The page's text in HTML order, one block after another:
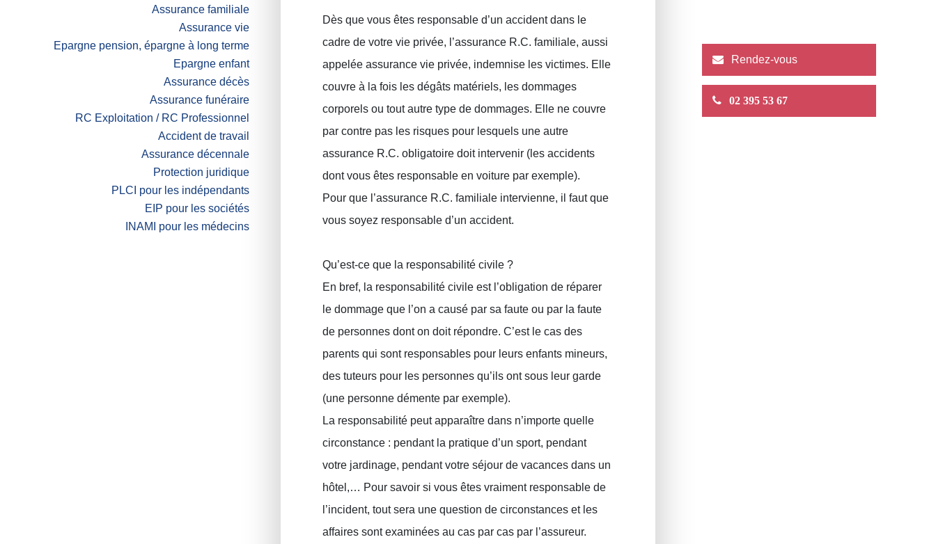
Assurance familiale
Assurance vie
Epargne pension, épargne à long terme
Epargne enfant
Assurance décès
Assurance funéraire
RC Exploitation / RC Professionnel
Accident de travail
Assurance décennale
Protection juridique
PLCI pour les indépendants
EIP pour les sociétés
INAMI pour les médecins
Dès que vous êtes responsable d’un accident dans le
cadre de votre vie privée, l’assurance R.C. familiale, aussi
appelée assurance vie privée, indemnise les victimes. Elle
couvre à la fois les dégâts matériels, les dommages
corporels ou tout autre type de dommages. Elle ne couvre
par contre pas les risques pour lesquels une autre
assurance R.C. obligatoire doit intervenir (les accidents
dont vous êtes responsable en voiture par exemple).
Pour que l’assurance R.C. familiale intervienne, il faut que
vous soyez responsable d’un accident.
Qu’est-ce que la responsabilité civile ?
En bref, la responsabilité civile est l’obligation de réparer
le dommage que l’on a causé par sa faute ou par la faute
de personnes dont on doit répondre. C’est le cas des
parents qui sont responsables pour leurs enfants mineurs,
des tuteurs pour les personnes qu’ils ont sous leur garde
(une personne démente par exemple).
La responsabilité peut apparaître dans n’importe quelle
circonstance : pendant la pratique d’un sport, pendant
votre jardinage, pendant votre séjour de vacances dans un
hôtel,… Pour savoir si vous êtes vraiment responsable de
l’incident, tout sera une question de circonstances et les
affaires sont examinées au cas par cas par l’assureur.
Rendez-vous
02 395 53 67